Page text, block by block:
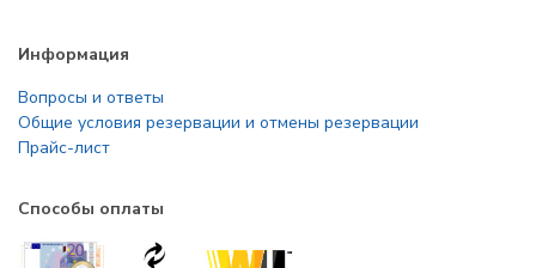
Информация
Вопросы и ответы
Общие условия резервации и отмены резервации
Прайс-лист
Способы оплаты